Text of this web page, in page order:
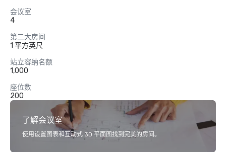
会议室
4
第二大房间
1 平方英尺
站立容纳名额
1,000
座位数
200
了解会议室
使用设置图表和互动式 3D 平面图找到完美的房间。